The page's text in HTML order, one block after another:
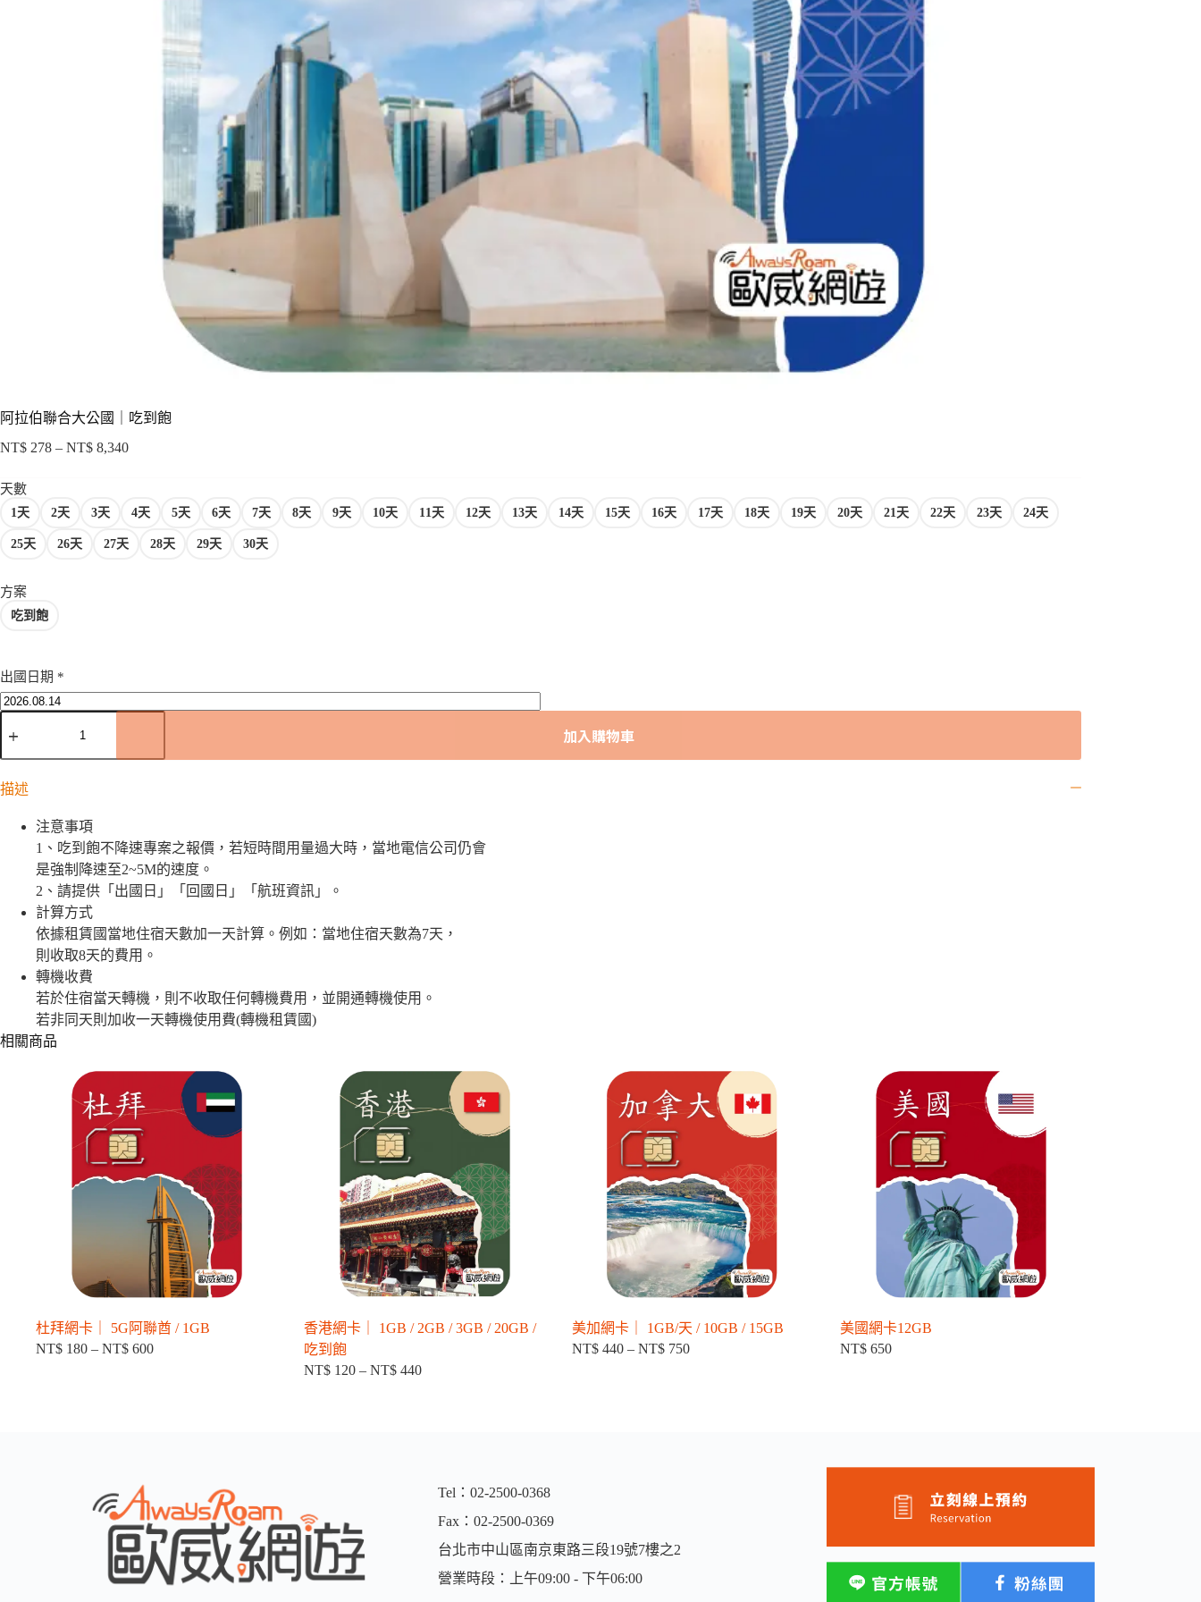
阿拉伯聯合大公國｜吃到飽
NT$ 278 – NT$ 8,340價
圍：
到
天數
1天 2天 3天 4天 5天 6天 7天 8天 9天 10天 11天 12天 13天 14天 15天 16天 17天 18天 19天 20天 21天 22天 23天 24天
25天 26天 27天 28天 29天 30天
方案
吃到飽
出國日期 *
拉
伯
合
加入購物車
描述
注意事項
1、吃到飽不降速專案之報價，若短時間用量過大時，當地電信公司仍會
是強制降速至2~5M的速度。
2、請提供「出國日」「回國日」「航班資訊」。
計算方式
依據租賃國當地住宿天數加一天計算。例如：當地住宿天數為7天，
則收取8天的費用。
轉機收費
若於住宿當天轉機，則不收取任何轉機費用，並開通轉機使用。
若非同天則加收一天轉機使用費(轉機租賃國)
相關商品
杜拜網卡｜ 5G阿聯酋 / 1GB
NT$ 180 – NT$ 600價
香港網卡｜ 1GB / 2GB / 3GB / 20GB /
吃到飽
NT$120 – NT$440價
NT$ 440
美加網卡｜ 1GB/天 / 10GB / 15GB
NT$440 – NT$750價
美國網卡12GB
NT$650
Tel：02-2500-0368
Fax：02-2500-0369
台北市中山區南京東路三段19號7樓之2
營業時段：上午09:00 - 下午06:00